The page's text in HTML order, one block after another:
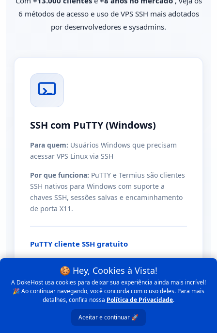
6 métodos de acesso e uso de VPS SSH mais adotados
por desenvolvedores e sysadmins.
SSH com PuTTY (Windows)
Para quem: Usuários Windows que precisam
acessar VPS Linux via SSH
Por que funciona: PuTTY e Termius são clientes
SSH nativos para Windows com suporte a
chaves SSH, sessões salvas e encaminhamento
de porta X11.
PuTTYcliente SSH gratuito
🍪 Hey, Cookies à Vista!
A DokeHost usa cookies para deixar sua experiência ainda mais incrível!
🎉 Ao continuar navegando, você concorda com o uso deles. Para mais
detalhes, confira nossa Política de Privacidade.
Aceitar e continuar 🚀